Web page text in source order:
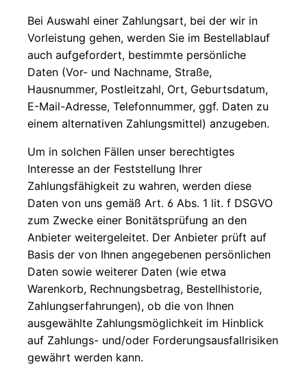
Bei Auswahl einer Zahlungsart, bei der wir in
Vorleistung gehen, werden Sie im Bestellablauf
auch aufgefordert, bestimmte persönliche
Daten (Vor- und Nachname, Straße,
Hausnummer, Postleitzahl, Ort, Geburtsdatum,
E-Mail-Adresse, Telefonnummer, ggf. Daten zu
einem alternativen Zahlungsmittel) anzugeben.
Um in solchen Fällen unser berechtigtes
Interesse an der Feststellung Ihrer
Zahlungsfähigkeit zu wahren, werden diese
Daten von uns gemäß Art. 6 Abs. 1 lit. f DSGVO
zum Zwecke einer Bonitätsprüfung an den
Anbieter weitergeleitet. Der Anbieter prüft auf
Basis der von Ihnen angegebenen persönlichen
Daten sowie weiterer Daten (wie etwa
Warenkorb, Rechnungsbetrag, Bestellhistorie,
Zahlungserfahrungen), ob die von Ihnen
ausgewählte Zahlungsmöglichkeit im Hinblick
auf Zahlungs- und/oder Forderungsausfallrisiken
gewährt werden kann.